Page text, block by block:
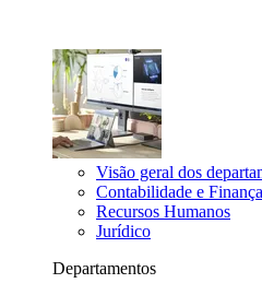
Visão geral dos
Contabilidade e
Recursos Humanos
Jurídico
Departamentos